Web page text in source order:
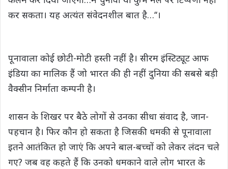
कर सकता। यह अत्यंत संवेदनशील बात है…‘‘।
पूनावाला कोई छोटी-मोटी हस्ती नहीं है। सीरम इंस्टिट्यूट आफ
इंडिया का मालिक हैं जो भारत की ही नहीं दुनिया की सबसे बड़ी
वैक्सीन निर्माता कम्पनी है।
शासन के शिखर पर बैठे लोगों से उनका सीधा संवाद है, जान-
पहचान है। फिर कौन हो सकता है जिसकी धमकी से पूनावाला
इतने आतंकित हो जाएं कि अपने बाल-बच्चों को लेकर लंदन चले
गए? जब वह कहते हैं कि उनको धमकाने वाले लोग भारत के